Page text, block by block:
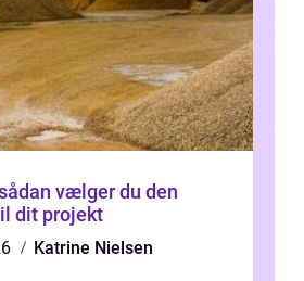
vælger du den
dit projekt
Katrine Nielsen